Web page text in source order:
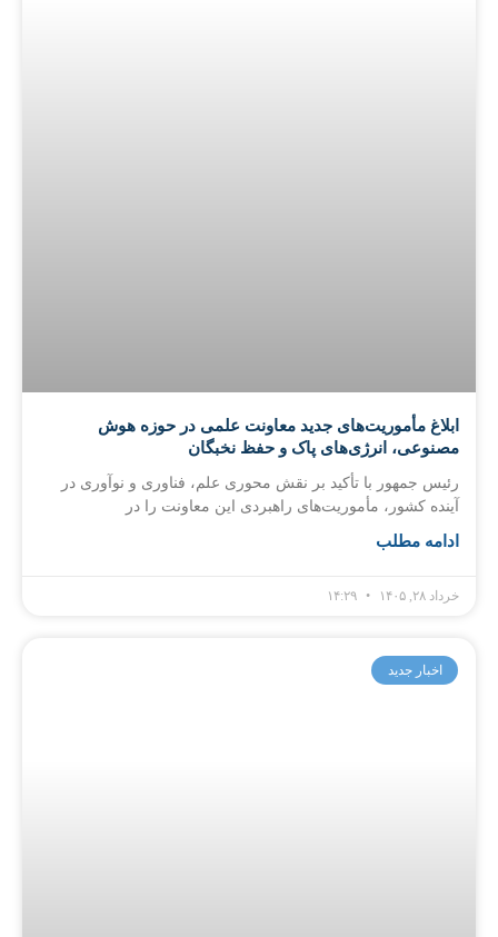
ابلاغ مأموریت‌های جدید معاونت علمی در حوزه هوش
مصنوعی، انرژی‌های پاک و حفظ نخبگان
رئیس جمهور با تأکید بر نقش محوری علم، فناوری و نوآوری در
آینده کشور، مأموریت‌های راهبردی این معاونت را در
ادامه مطلب
خرداد ۲۸, ۱۴۰۵
اخبار جدید